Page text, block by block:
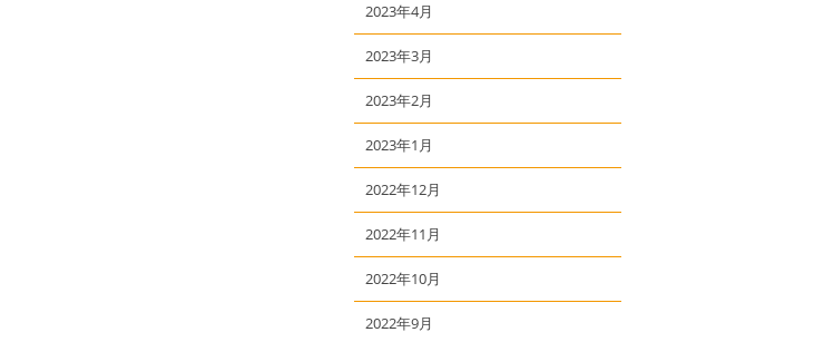
2023年4月
2023年3月
2023年2月
2023年1月
2022年12月
2022年11月
2022年10月
2022年9月